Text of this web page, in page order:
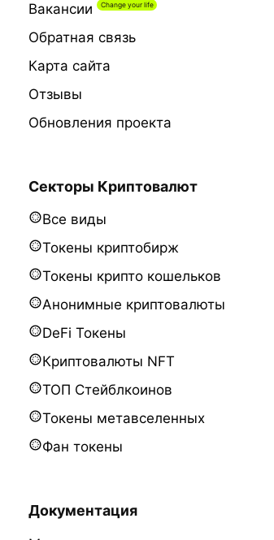
Вакансии
Обратная связь
Карта сайта
Отзывы
Обновления проекта
Секторы Криптовалют
Все виды
Токены криптобирж
Токены крипто кошельков
Анонимные криптовалюты
DeFi Токены
Криптовалюты NFT
ТОП Стейблкоинов
Токены метавселенных
Фан токены
Документация